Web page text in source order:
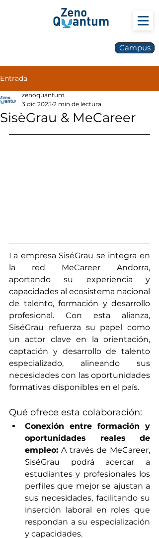
Campus
Entrada
SisèGrau & MeCareer
zenoquantum
3 dic 2025 2 min de lectura
La empresa SiséGrau se integra en
la red MeCareer Andorra,
aportando su experiencia y
capacidades al ecosistema nacional
de talento, formación y desarrollo
profesional. Con esta alianza,
SiséGrau refuerza su papel como
un actor clave en la orientación,
captación y desarrollo de talento
especializado, alineando sus
necesidades con las oportunidades
formativas disponibles en el país.
Qué ofrece esta colaboración:
Conexión entre formación y
oportunidades reales de
empleo: A través de MeCareer,
SiséGrau podrá acercar a
estudiantes y profesionales los
perfiles que mejor se ajustan a
sus necesidades, facilitando su
inserción laboral en roles que
respondan a su especialización
y capacidades.